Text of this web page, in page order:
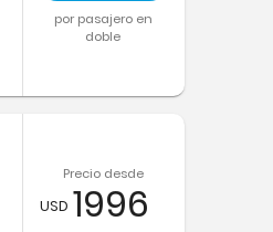
por pasajero en
doble
Precio desde
USD 1996